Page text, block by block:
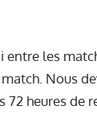
entre les
Nous
heures de